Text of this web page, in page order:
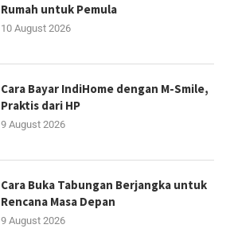
Rumah untuk Pemula
10 August 2026
Cara Bayar IndiHome dengan M-Smile,
Praktis dari HP
9 August 2026
Cara Buka Tabungan Berjangka untuk
Rencana Masa Depan
9 August 2026